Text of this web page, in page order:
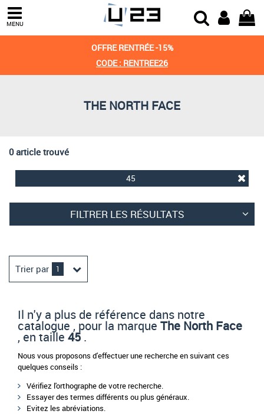
MENU
OFFRE RENTRÉE -15%
CODE : RENTREE26
THE NORTH FACE
0 article trouvé
45
FILTRER LES RÉSULTATS
Trier par 1
Trier par
Derniers arrivages
Il n'y a plus de référence dans notre
catalogue , pour la marque The North Face
, en taille 45 .
Nous vous proposons d'effectuer une recherche en suivant ces
quelques conseils :
Vérifiez l'orthographe de votre recherche.
Essayer des termes différents ou plus généraux.
Evitez les abréviations.